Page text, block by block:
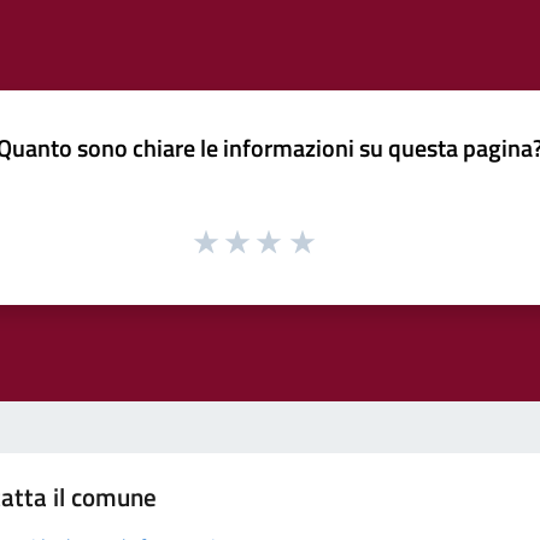
sono chiare le informazioni su questa
il comune